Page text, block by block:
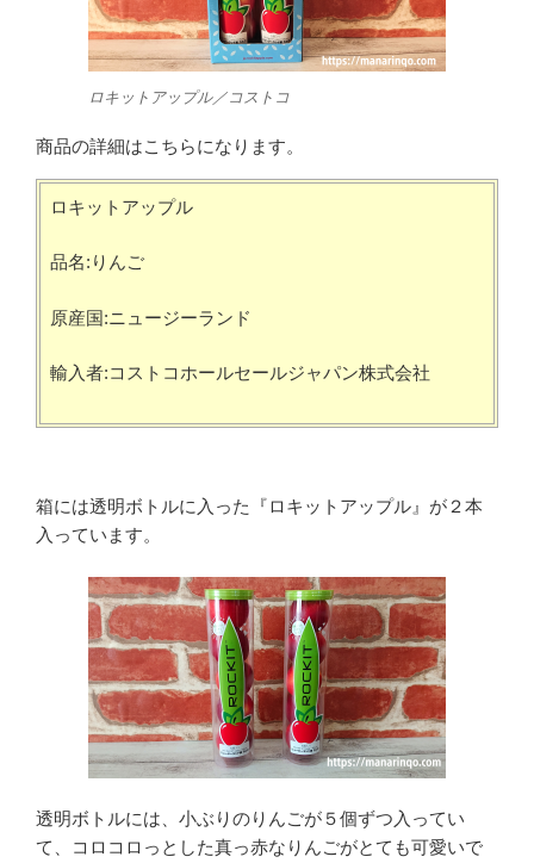
ロキットアップル／コストコ
商品の詳細はこちらになります。
ロキットアップル
品名:りんご
原産国:ニュージーランド
輸入者:コストコホールセールジャパン株式会社
箱には透明ボトルに入った『ロキットアップル』が２本
入っています。
透明ボトルには、小ぶりのりんごが５個ずつ入ってい
て、コロコロっとした真っ赤なりんごがとても可愛いで